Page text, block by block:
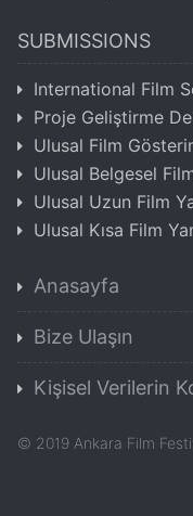
SUBMISSIONS
International Film
Proje Geliştirme
Ulusal Film
Ulusal Belgesel
Ulusal Uzun Film
Ulusal Kısa Film
Anasayfa
Bize Ulaşın
Kişisel Verilerin
© 2019 Ankara Film